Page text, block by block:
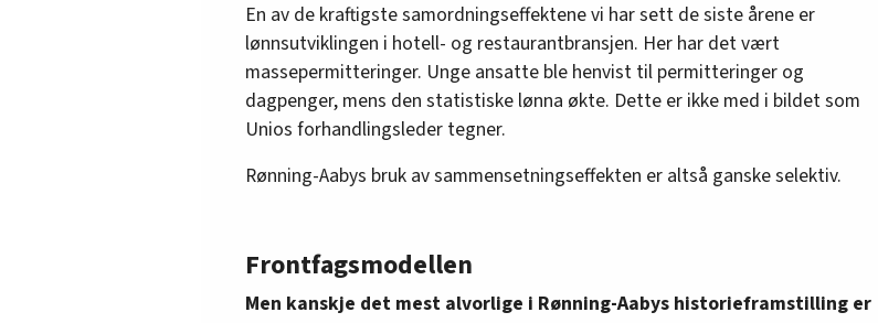
En av de kraftigste samordningseffektene vi har sett de siste årene er
lønnsutviklingen i hotell- og restaurantbransjen. Her har det vært
massepermitteringer. Unge ansatte ble henvist til permitteringer og
dagpenger, mens den statistiske lønna økte. Dette er ikke med i bildet som
Unios forhandlingsleder tegner.
Rønning-Aabys bruk av sammensetningseffekten er altså ganske selektiv.
Frontfagsmodellen
Men kanskje det mest alvorlige i Rønning-Aabys historieframstilling er